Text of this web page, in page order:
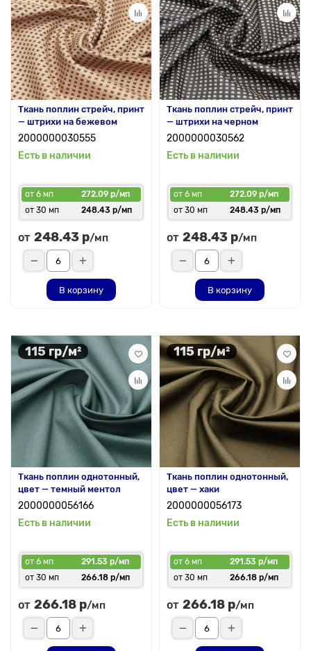
Ткань поплин стрейч, принт
— штрихи на бежевом
2000000030555
Есть в наличии
от 6 мп
272.09 р/мп
от 30 мп
248.43 р/мп
от 248.43 р/мп
В корзину
Ткань поплин стрейч, принт
— штрихи на черном
2000000030562
Есть в наличии
от 6 мп
272.09 р/мп
от 30 мп
248.43 р/мп
от 248.43 р/мп
В корзину
115 гр/м²
Ткань поплин однотонный,
цвет — темный ментол
2000000056166
Есть в наличии
от 6 мп
291.53 р/мп
от 30 мп
266.18 р/мп
от 266.18 р/мп
115 гр/м²
Ткань поплин однотонный,
цвет — хаки
2000000056173
Есть в наличии
от 6 мп
291.53 р/мп
от 30 мп
266.18 р/мп
от 266.18 р/мп